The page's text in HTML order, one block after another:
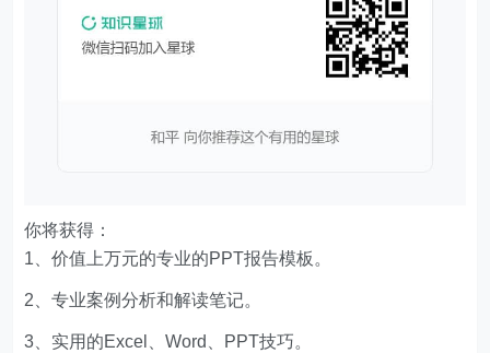
你将获得：
1、价值上万元的专业的PPT报告模板。
2、专业案例分析和解读笔记。
3、实用的Excel、Word、PPT技巧。